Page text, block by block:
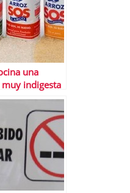
una
muy indigesta
Mateos